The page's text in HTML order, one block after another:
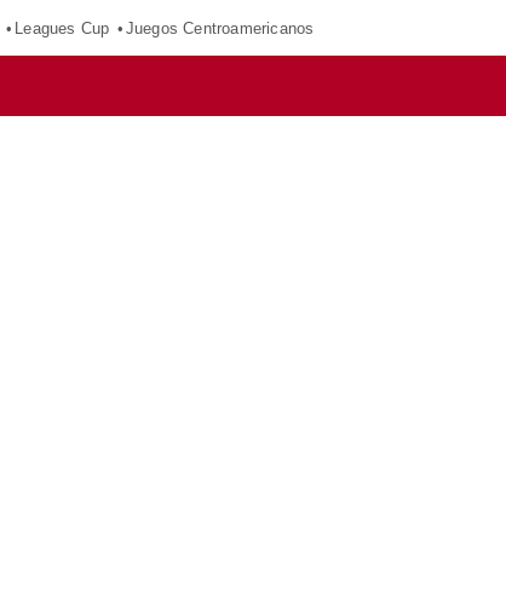
Leagues Cup Juegos Centroamericanos